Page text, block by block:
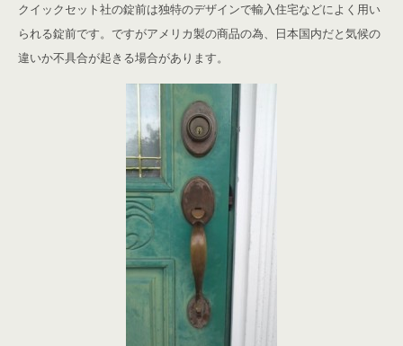
クイックセット社の錠前は独特のデザインで輸入住宅などによく用い
られる錠前です。ですがアメリカ製の商品の為、日本国内だと気候の
違いか不具合が起きる場合があります。